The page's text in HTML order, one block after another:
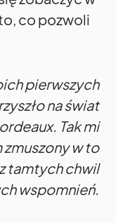
co pozwoli
pierwszych
na świat
Tak mi
w to
tamtych chwil
wspomnień.